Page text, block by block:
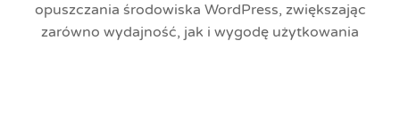
opuszczania środowiska WordPress, zwiększając
zarówno wydajność, jak i wygodę użytkowania